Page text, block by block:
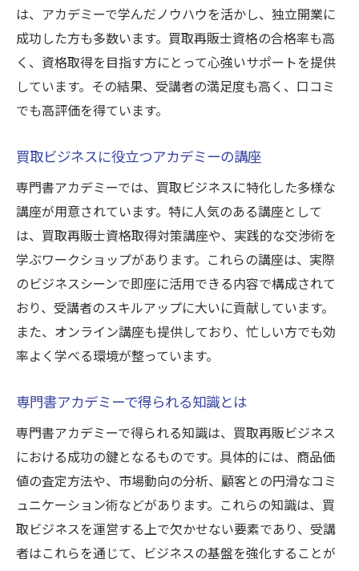
は、アカデミーで学んだノウハウを活かし、独立開業に
成功した方も多数います。買取再販士資格の合格率も高
く、資格取得を目指す方にとって心強いサポートを提供
しています。その結果、受講者の満足度も高く、口コミ
でも高評価を得ています。
買取ビジネスに役立つアカデミーの講座
専門書アカデミーでは、買取ビジネスに特化した多様な
講座が用意されています。特に人気のある講座として
は、買取再販士資格取得対策講座や、実践的な交渉術を
学ぶワークショップがあります。これらの講座は、実際
のビジネスシーンで即座に活用できる内容で構成されて
おり、受講者のスキルアップに大いに貢献しています。
また、オンライン講座も提供しており、忙しい方でも効
率よく学べる環境が整っています。
専門書アカデミーで得られる知識とは
専門書アカデミーで得られる知識は、買取再販ビジネス
における成功の鍵となるものです。具体的には、商品価
値の査定方法や、市場動向の分析、顧客との円滑なコミ
ュニケーション術などがあります。これらの知識は、買
取ビジネスを運営する上で欠かせない要素であり、受講
者はこれらを通じて、ビジネスの基盤を強化することが